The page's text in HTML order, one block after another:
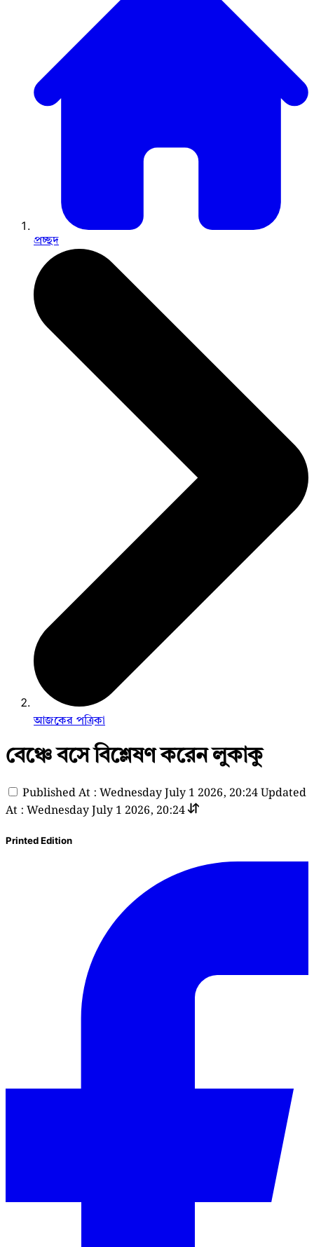
প্রচ্ছদ
আজকের পত্রিকা
বেঞ্চে বসে বিশ্লেষণ করেন লুকাকু
Published At : Wednesday July 1 2026, 20:24Updated
At : Wednesday July 1 2026, 20:24
Printed Edition